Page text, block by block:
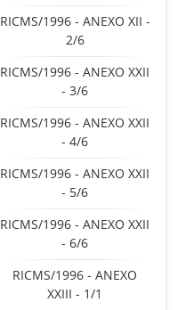
RICMS/1996 - ANEXO XII -
2/6
RICMS/1996 - ANEXO XXII
- 3/6
RICMS/1996 - ANEXO XXII
- 4/6
RICMS/1996 - ANEXO XXII
- 5/6
RICMS/1996 - ANEXO XXII
- 6/6
RICMS/1996 - ANEXO
XXIII - 1/1